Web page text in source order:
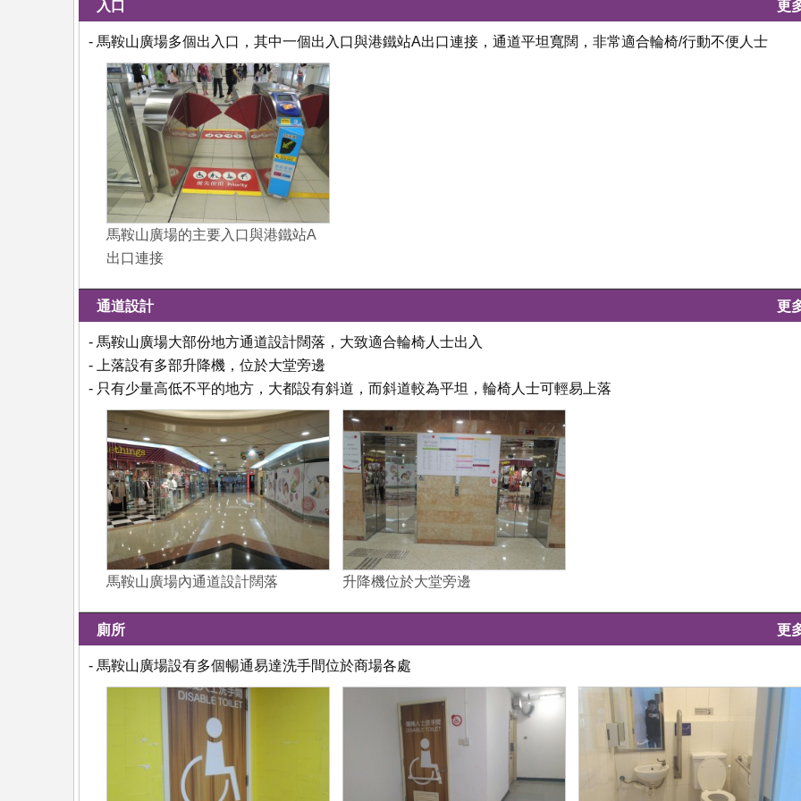
入口 更
- 馬鞍山廣場多個出入口，其中一個出入口與港鐵站A出口連接，通道平坦寬闊，非常適合輪椅/行動不便人士
馬鞍山廣場的主要入口與港鐵站A
出口連接
通道設計 更
- 馬鞍山廣場大部份地方通道設計闊落，大致適合輪椅人士出入
- 上落設有多部升降機，位於大堂旁邊
- 只有少量高低不平的地方，大都設有斜道，而斜道較為平坦，輪椅人士可輕易上落
馬鞍山廣場內通道設計闊落 升降機位於大堂旁邊
廁所 更
- 馬鞍山廣場設有多個暢通易達洗手間位於商場各處